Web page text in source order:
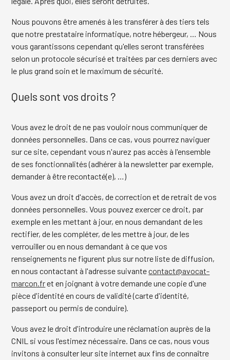
Nous pouvons être amenés à les transférer à des tiers tels
que notre prestataire informatique, notre hébergeur, … Nous
vous garantissons cependant qu'elles seront transférées
selon un protocole sécurisé et traitées par ces derniers avec
le plus grand soin et le maximum de sécurité.
Quels sont vos droits ?
Vous avez le droit de ne pas vouloir nous communiquer de
données personnelles. Dans ce cas, vous pourrez naviguer
sur ce site, cependant vous n'aurez pas accès à l'ensemble
de ses fonctionnalités (adhérer à la newsletter par exemple,
demander à être recontacté(e), …)
Vous avez un droit d'accès, de correction et de retrait de vos
données personnelles. Vous pouvez exercer ce droit, par
exemple en les mettant à jour, en nous demandant de les
rectifier, de les compléter, de les mettre à jour, de les
verrouiller ou en nous demandant à ce que vos
renseignements ne figurent plus sur notre liste de diffusion,
en nous contactant à l'adresse suivantecontact@avocat-
marcon.fret en joignant à votre demande une copie d'une
pièce d'identité en cours de validité (carte d'identité,
passeport ou permis de conduire).
Vous avez le droit d'introduire une réclamation auprès de la
CNIL si vous l'estimez nécessaire. Dans ce cas, nous vous
invitons à consulter leur site internet aux fins de connaître